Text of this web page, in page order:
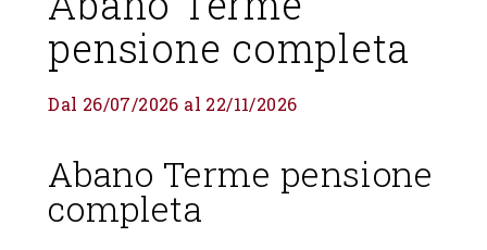
pensione completa
Dal 26/07/2026 al 22/11/2026
Abano Terme pensione
completa